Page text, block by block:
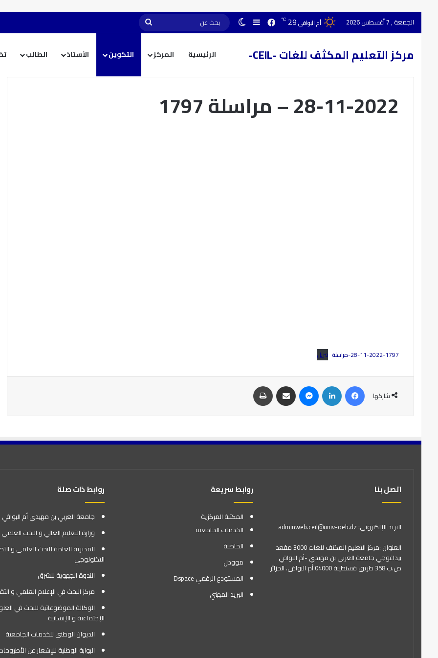
الجمعة , 7 أغسطس 2026 أم البواقي29
℃
مركز التعليم المكثف للغات -CEIL- الرئيسية المركز التكوين الأستاذ الطالب
28-11-2022 – مراسلة 1797
28-11-2022-1797-مراسلة تنزيل
شاركها
اتصل بنا
البريد الإلكتروني: adminweb.ceil@univ-oeb.dz
العنوان :مركز التعليم المكثف للغات 3000 مقعد
بيداغوجي جامعة العربي بن مهيدي -أم البواقي
ص.ب 358 طريق قسنطينة 04000 أم البواقي. الجزائر
روابط سريعة
المكتبة المركزية
الخدمات الجامعية
الحاضنة
موودل
المستودع الرقمي Dspace
البريد المهني
روابط ذات صلة
جامعة العربي بن مهيدي أم البواقي
وزارة التعليم العالي و البحث العلمي
المديرية العامة للبحث العلمي و
التكنولوجي
الندوة الجهوية للشرق
مركز البحث في الإعلام العلمي و
الوكالة الموضوعاتية للبحث في
الإجتماعية و الإنسانية
الديوان الوطني للخدمات الجامعية
البوابة الوطنية للإشعار عن